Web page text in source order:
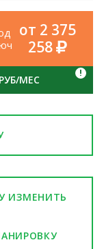
от 2 375
258
МЕС
!
ИЗМЕНИТЬ